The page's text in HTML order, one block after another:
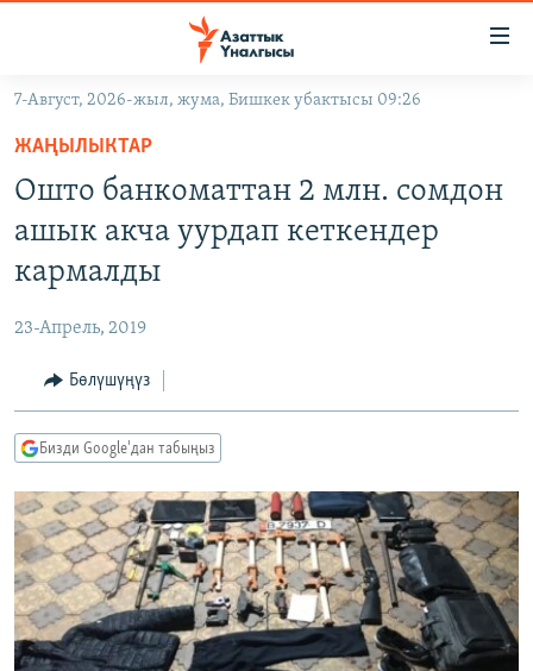
Навигацияга
өтүңүз
Издөөгө
салыңыз
КЫРГЫЗСТАН
МАДАНИЯТ
ТВ ПРОГРАММАЛАР
БҮГҮН АЗАТТЫКТА
ДАНИСТЕ
ЭЖЕ-СИҢДИЛЕР
АЗАТТЫК+
ЫҢГАЙСЫЗ СУРООЛОР
ПОДКАСТ
Русский
ОНЛАЙН ШЕРИНЕ
7-Август, 2026-жыл, жума, Бишкек убактысы 09:26
ЖАҢЫЛЫКТАР
Ошто банкоматтан 2 млн. сомдон
ашык акча уурдап кеткендер
кармалды
23-Апрель, 2019
Бөлүшүңүз
Бизди Google'дан табыңыз